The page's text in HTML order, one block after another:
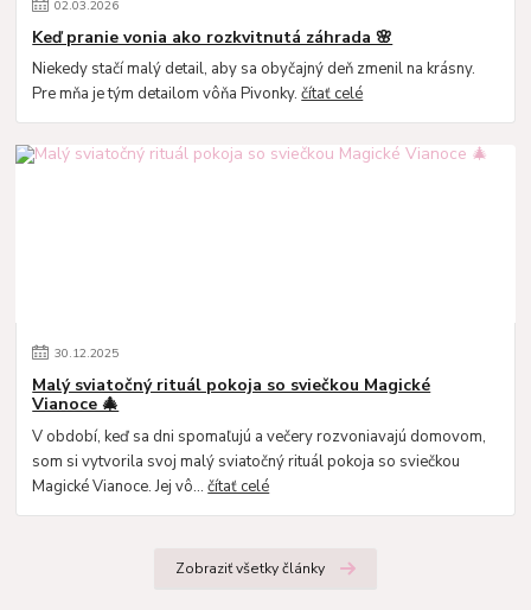
02.03.2026
Keď pranie vonia ako rozkvitnutá záhrada 🌸
Niekedy stačí malý detail, aby sa obyčajný deň zmenil na krásny.
Pre mňa je tým detailom vôňa Pivonky.čítať celé
30.12.2025
Malý sviatočný rituál pokoja so sviečkou Magické
Vianoce 🎄
V období, keď sa dni spomaľujú a večery rozvoniavajú domovom,
som si vytvorila svoj malý sviatočný rituál pokoja so sviečkou
Magické Vianoce. Jej vô...čítať celé
Zobraziť všetky články